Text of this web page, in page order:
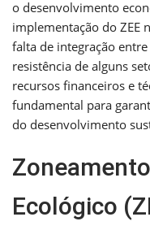
o desenvolvimento
implementação do ZEE
falta de integração
resistência de alguns
recursos financeiros e
fundamental para
do desenvolvimento
Ecológico